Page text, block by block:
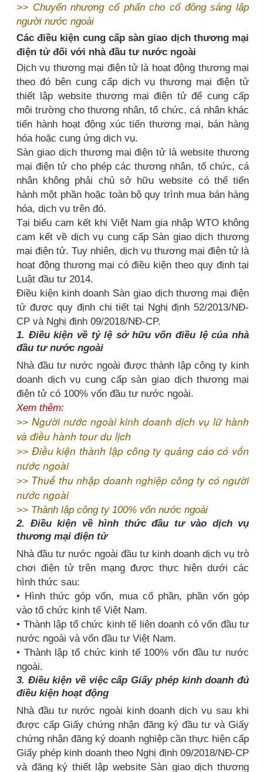
>> Chuyển nhượng cổ phẩn cho cổ đông sáng lập
người nước ngoài
Các điều kiện cung cấp sàn giao dịch thương mại
điện tử đối với nhà đầu tư nước ngoài
Dịch vụ thương mại điện tử là hoạt động thương mại
theo đó bên cung cấp dịch vụ thương mại điện tử
thiết lập website thương mại điện tử để cung cấp
môi trường cho thương nhân, tổ chức, cá nhân khác
tiến hành hoạt động xúc tiến thương mại, bán hàng
hóa hoặc cung ứng dịch vụ.
Sàn giao dịch thương mại điện tử là website thương
mại điện tử cho phép các thương nhân, tổ chức, cá
nhân không phải chủ sở hữu website có thể tiến
hành một phần hoặc toàn bộ quy trình mua bán hàng
hóa, dịch vụ trên đó.
Tại biểu cam kết khi Việt Nam gia nhập WTO không
cam kết về dịch vụ cung cấp Sàn giao dịch thương
mại điện tử. Tuy nhiên, dịch vụ thương mại điện tử là
hoạt động thương mại có điều kiện theo quy định tại
Luật đầu tư 2014.
Điều kiện kinh doanh Sàn giao dịch thương mại điện
tử được quy định chi tiết tại Nghị định 52/2013/NĐ-
CP và Nghị định 09/2018/NĐ-CP.
1. Điều kiện về tỷ lệ sở hữu vốn điều lệ của nhà
đầu tư nước ngoài
Nhà đầu tư nước ngoài được thành lập công ty kinh
doanh dịch vụ cung cấp sàn giao dịch thương mại
điện tử có 100% vốn đầu tư nước ngoài.
Xem thêm:
>> Người nước ngoài kinh doanh dịch vụ lữ hành
và điều hành tour du lịch
>> Điều kiện thành lập công ty quảng cáo có vốn
nước ngoài
>> Thuế thu nhập doanh nghiệp công ty có người
nước ngoài
>> Thành lập công ty 100% vốn nước ngoài
2. Điều kiện về hình thức đầu tư vào dịch vụ
thương mại điện tử
Nhà đầu tư nước ngoài đầu tư kinh doanh dịch vụ trò
chơi điện tử trên mạng được thực hiện dưới các
hình thức sau:
• Hình thức góp vốn, mua cổ phần, phần vốn góp
vào tổ chức kinh tế Việt Nam.
• Thành lập tổ chức kinh tế liên doanh có vốn đầu tư
nước ngoài và vốn đầu tư Việt Nam.
• Thành lập tổ chức kinh tế 100% vốn đầu tư nước
ngoài.
3. Điều kiện về việc cấp Giấy phép kinh doanh đủ
điều kiện hoạt động
Nhà đầu tư nước ngoài kinh doanh dịch vụ sau khi
được cấp Giấy chứng nhận đăng ký đầu tư và Giấy
chứng nhận đăng ký doanh nghiệp cần thực hiện cấp
Giấy phép kinh doanh theo Nghị định 09/2018/NĐ-CP
và đăng ký thiết lập website Sàn giao dịch thương